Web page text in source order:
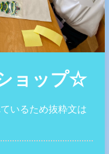
ョップ☆
いるため抜粋文は